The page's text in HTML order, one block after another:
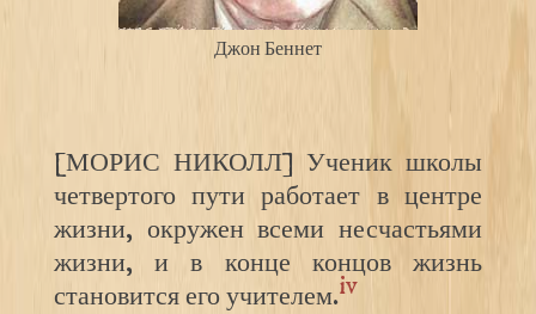
Джон Беннет
[МОРИС НИКОЛЛ] Ученик школы
четвертого пути работает в центре
жизни, окружен всеми несчастьями
жизни, и в конце концов жизнь
становится его учителем.iv